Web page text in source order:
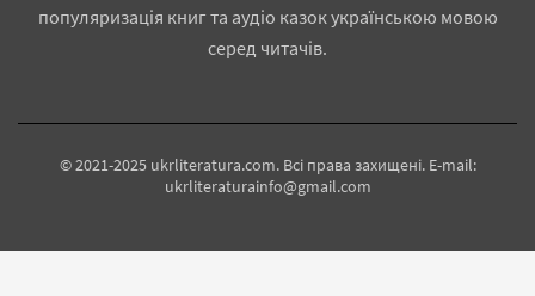
популяризація книг та аудіо казок українською мовою
серед читачів.
© 2021-2025 ukrliteratura.com. Всі права захищені. E-mail:
ukrliteraturainfo@gmail.com